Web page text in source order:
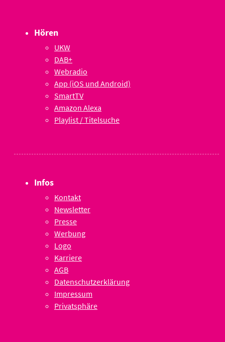
Hören
UKW
DAB+
Webradio
App (iOS und Android)
SmartTV
Amazon Alexa
Playlist / Titelsuche
Infos
Kontakt
Newsletter
Presse
Werbung
Logo
Karriere
AGB
Datenschutzerklärung
Impressum
Privatsphäre